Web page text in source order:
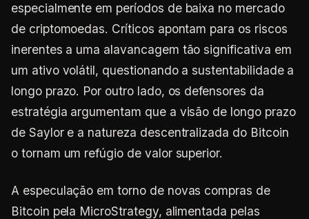
especialmente em períodos de baixa no mercado
de criptomoedas. Críticos apontam para os riscos
inerentes a uma alavancagem tão significativa em
um ativo volátil, questionando a sustentabilidade a
longo prazo. Por outro lado, os defensores da
estratégia argumentam que a visão de longo prazo
de Saylor e a natureza descentralizada do Bitcoin
o tornam um refúgio de valor superior.
A especulação em torno de novas compras de
Bitcoin pela MicroStrategy, alimentada pelas